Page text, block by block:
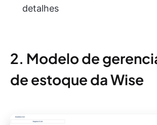
detalhes
2. Modelo de
de estoque da Wise